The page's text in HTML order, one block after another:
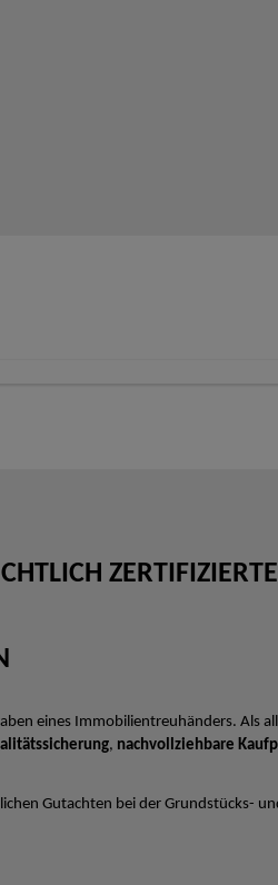
eines Immobilientreuhänders. Als
, nachvollziehbare
Gutachten bei der Grundstücks-